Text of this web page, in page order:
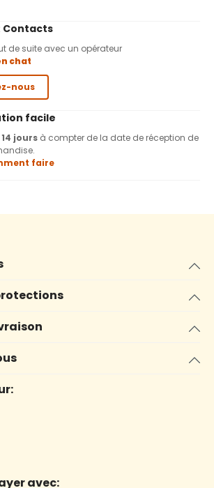
Contacts
de suite avec un opérateur
chat
nous
facile
14 jours à compter de la date de réception de
faire
avec: